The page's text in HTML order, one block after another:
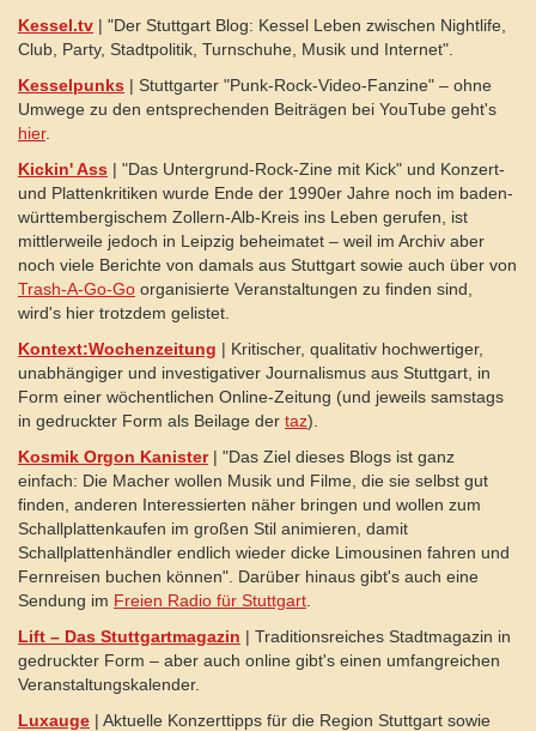
Kessel.tv | "Der Stuttgart Blog: Kessel Leben zwischen Nightlife,
Club, Party, Stadtpolitik, Turnschuhe, Musik und Internet".
Kesselpunks | Stuttgarter "Punk-Rock-Video-Fanzine" – ohne
Umwege zu den entsprechenden Beiträgen bei YouTube geht's
hier.
Kickin' Ass | "Das Untergrund-Rock-Zine mit Kick" und Konzert-
und Plattenkritiken wurde Ende der 1990er Jahre noch im baden-
württembergischem Zollern-Alb-Kreis ins Leben gerufen, ist
mittlerweile jedoch in Leipzig beheimatet – weil im Archiv aber
noch viele Berichte von damals aus Stuttgart sowie auch über von
Trash-A-Go-Go organisierte Veranstaltungen zu finden sind,
wird's hier trotzdem gelistet.
Kontext:Wochenzeitung | Kritischer, qualitativ hochwertiger,
unabhängiger und investigativer Journalismus aus Stuttgart, in
Form einer wöchentlichen Online-Zeitung (und jeweils samstags
in gedruckter Form als Beilage der taz).
Kosmik Orgon Kanister| "Das Ziel dieses Blogs ist ganz
einfach: Die Macher wollen Musik und Filme, die sie selbst gut
finden, anderen Interessierten näher bringen und wollen zum
Schallplattenkaufen im großen Stil animieren, damit
Schallplattenhändler endlich wieder dicke Limousinen fahren und
Fernreisen buchen können". Darüber hinaus gibt's auch eine
Sendung im Freien Radio für Stuttgart
Lift – Das Stuttgartmagazin | Traditionsreiches Stadtmagazin in
gedruckter Form – aber auch online gibt's einen umfangreichen
Veranstaltungskalender.
Luxauge | Aktuelle Konzerttipps für die Region Stuttgart sowie